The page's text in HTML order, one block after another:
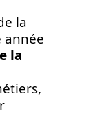
la
année
la